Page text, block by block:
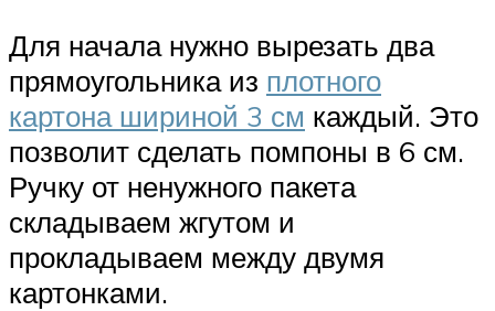
Для начала нужно вырезать два
прямоугольника из плотного
картона шириной 3 см каждый. Это
позволит сделать помпоны в 6 см.
Ручку от ненужного пакета
складываем жгутом и
прокладываем между двумя
картонками.